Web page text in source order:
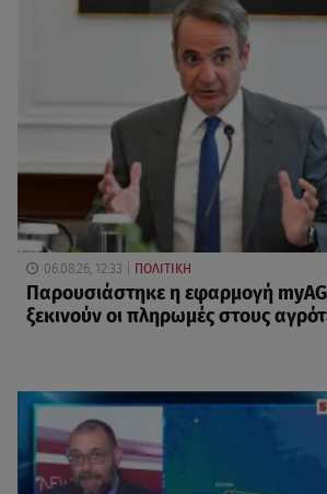
06.08.26, 12:33 ΠΟΛΙΤΙΚΗ
Παρουσιάστηκε η εφαρμογή
ξεκινούν οι πληρωμές στους